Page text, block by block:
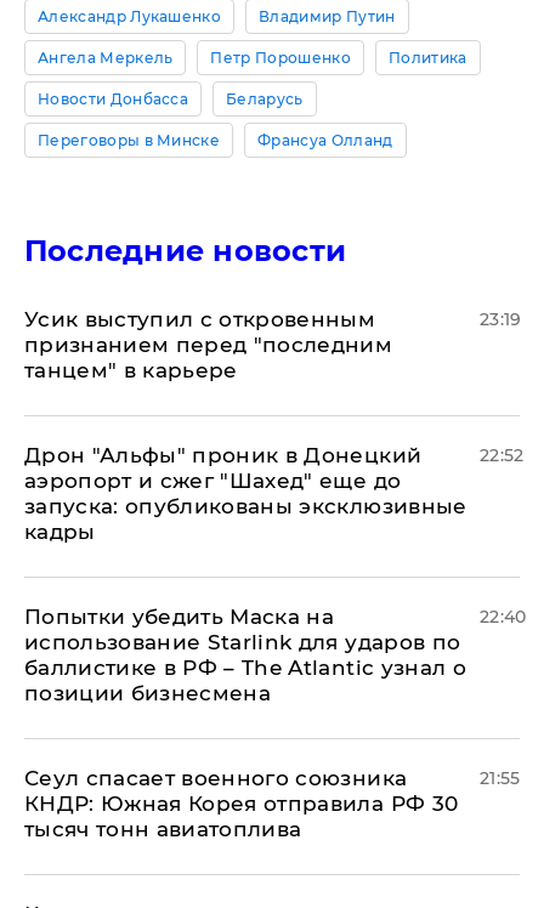
Александр Лукашенко Владимир Путин
Ангела Меркель Петр Порошенко Политика
Новости Донбасса Беларусь
Переговоры в Минске Франсуа Олланд
Последние новости
Усик выступил с откровенным
признанием перед "последним
танцем" в карьере
23:19
Дрон "Альфы" проник в Донецкий
аэропорт и сжег "Шахед" еще до
запуска: опубликованы эксклюзивные
кадры
22:52
Попытки убедить Маска на
использование Starlink для ударов по
баллистике в РФ – The Atlantic узнал о
позиции бизнесмена
22:40
​Сеул спасает военного союзника
КНДР: Южная Корея отправила РФ 30
тысяч тонн авиатоплива
21:55